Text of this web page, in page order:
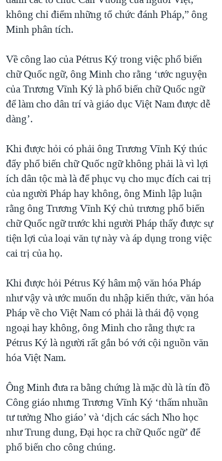
không chỉ điểm những tổ chức đánh Pháp,” ông
Minh phân tích.
Về công lao của Pétrus Ký trong việc phổ biến
chữ Quốc ngữ, ông Minh cho rằng ‘ước nguyện
của Trương Vĩnh Ký là phổ biến chữ Quốc ngữ
để làm cho dân trí và giáo dục Việt Nam được dễ
dàng’.
Khi được hỏi có phải ông Trương Vĩnh Ký thúc
đẩy phổ biến chữ Quốc ngữ không phải là vì lợi
ích dân tộc mà là để phục vụ cho mục đích cai trị
của người Pháp hay không, ông Minh lập luận
rằng ông Trương Vĩnh Ký chủ trương phổ biến
chữ Quốc ngữ trước khi người Pháp thấy được sự
tiện lợi của loại văn tự này và áp dụng trong việc
cai trị của họ.
Khi được hỏi Pétrus Ký hâm mộ văn hóa Pháp
như vậy và ước muốn du nhập kiến thức, văn hóa
Pháp về cho Việt Nam có phải là thái độ vọng
ngoại hay không, ông Minh cho rằng thực ra
Pétrus Ký là người rất gắn bó với cội nguồn văn
hóa Việt Nam.
Ông Minh đưa ra bằng chứng là mặc dù là tín đồ
Công giáo nhưng Trương Vĩnh Ký ‘thấm nhuần
tư tưởng Nho giáo’ và ‘dịch các sách Nho học
như Trung dung, Đại học ra chữ Quốc ngữ’ để
phổ biến cho công chúng.